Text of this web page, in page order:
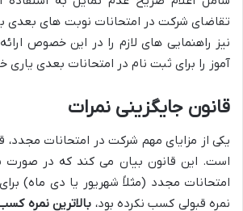
تقاضای شرکت در امتحانات نوبت های بعدی
نیز راهنمایی های لازم را در این خصوص
آموز را برای ثبت نام در امتحانات بعدی یاری
قانون جایگزینی نمرات
یکی از مزایای مهم شرکت در امتحانات مجدد،
است. این قانون بیان می کند که در صورت
امتحانات مجدد (مثلاً شهریور یا دی ماه)
نمره قبولی کسب نکرده بود، بالاترین نمره